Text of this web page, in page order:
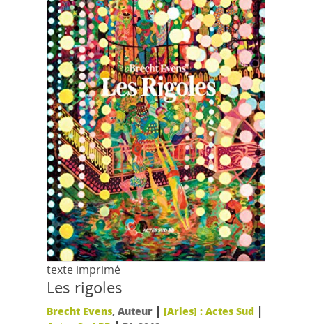
texte imprimé
Les rigoles
Brecht Evens, Auteur |[Arles] : Actes Sud |